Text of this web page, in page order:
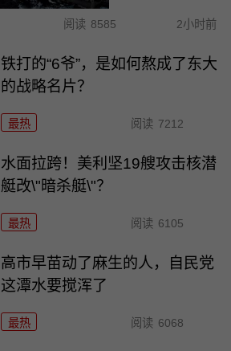
阅读 8585 2小时前
铁打的“6爷”，是如何熬成了东大
的战略名片？
最热 阅读 7212
水面拉跨！美利坚19艘攻击核潜
艇改\"暗杀艇\"？
最热 阅读 6105
高市早苗动了麻生的人，自民党
这潭水要搅浑了
最热 阅读 6068